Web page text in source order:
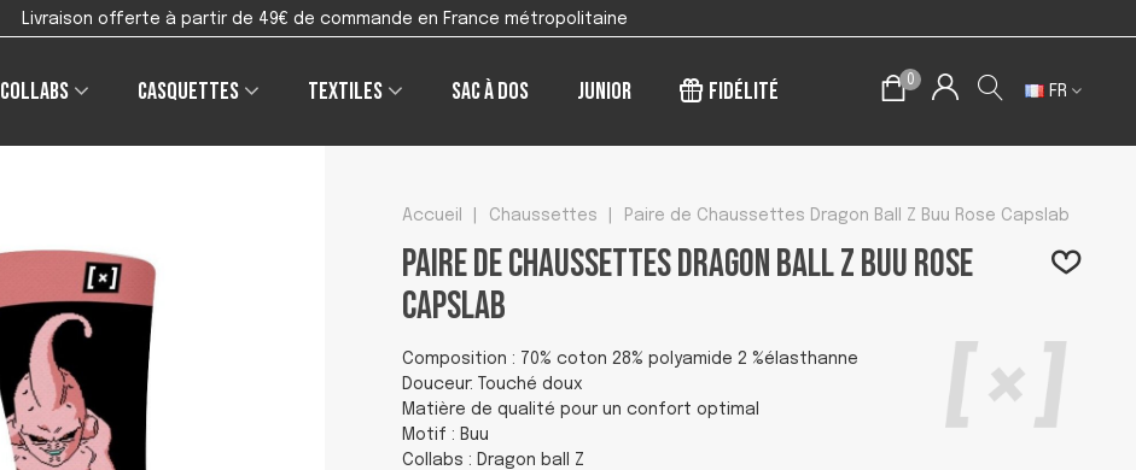
Livraison offerte à partir de 49€ de commande en France métropolitaine
Collabs Casquettes Textiles Sac à dos Junior Fidélité 0
FR
Accueil Chaussettes Paire de Chaussettes Dragon Ball Z Buu Rose Capslab
Paire de Chaussettes Dragon Ball Z Buu Rose
Capslab
Composition : 70% coton 28% polyamide 2 %élasthanne
Douceur: Touché doux
Matière de qualité pour un confort optimal
Motif : Buu
Collabs : Dragon ball Z